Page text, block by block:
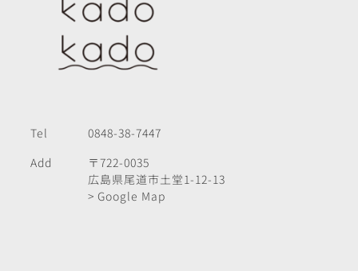
Tel
0848-38-7447
Add
〒722-0035
広島県尾道市土堂1-12-13
> Google Map